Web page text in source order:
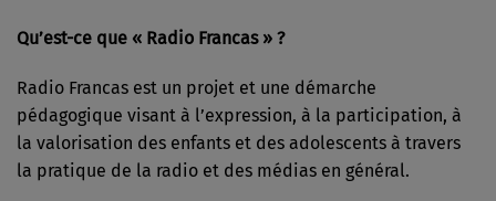
Qu’est-ce que « Radio Francas » ?
Radio Francas est un projet et une démarche
pédagogique visant à l’expression, à la participation, à
la valorisation des enfants et des adolescents à travers
la pratique de la radio et des médias en général.